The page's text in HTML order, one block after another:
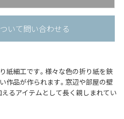
いて問い合わせる
紙細工です。 様々な色の折り紙を鋏
作品が作られます。 窓辺や部屋の壁
るアイテムとして長く親しまれてい